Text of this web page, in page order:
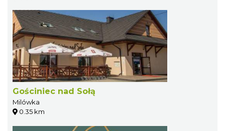
Gościniec nad Sołą
Milówka
0.35 km